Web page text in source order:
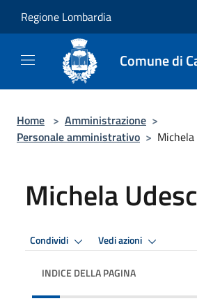
Regione Lombardia
Comune di
Home > Amministrazione >
Personale amministrativo >
Michela
Condividi Vedi azioni
INDICE DELLA PAGINA